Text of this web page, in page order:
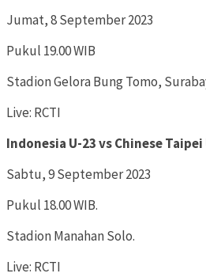
Jumat, 8 September 2023
Pukul 19.00 WIB
Stadion Gelora Bung Tomo,
Live: RCTI
Indonesia U-23 vs Chinese Taipei
Sabtu, 9 September 2023
Pukul 18.00 WIB.
Stadion Manahan Solo.
Live: RCTI